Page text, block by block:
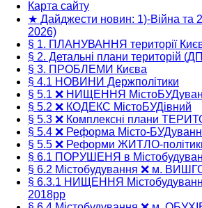
Карта сайту
★ Дайджести новин: 1)-Війна та
2026)
§ 1. ПЛАНУВАННЯ території
§ 2. Детальні плани територій
§ 3. ПРОБЛЕМИ Києва
§ 4.1 НОВИНИ Держполітики
§ 5.1 ❌ НИЩЕННЯ
§ 5.2 ❌ КОДЕКС МістоБУДівний
§ 5.3 ❌ Комплексні плани
§ 5.4 ❌ Реформа Місто-
§ 5.5 ❌ Реформи ЖИТЛО-
§ 6.1 ПОРУШЕНЯ в
§ 6.2 Містобудування ❌ м.
§ 6.3.1 НИЩЕННЯ
2018рр